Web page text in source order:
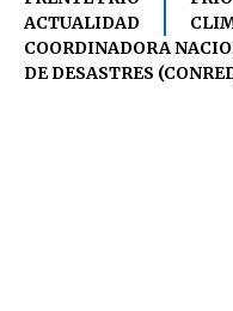
ACTUALIDAD
COORDINADORA
DE DESASTRES